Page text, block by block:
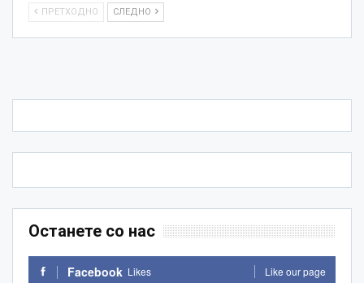
ПРЕТХОДНО СЛЕДНО
Останете со нас
Facebook Likes Like our page